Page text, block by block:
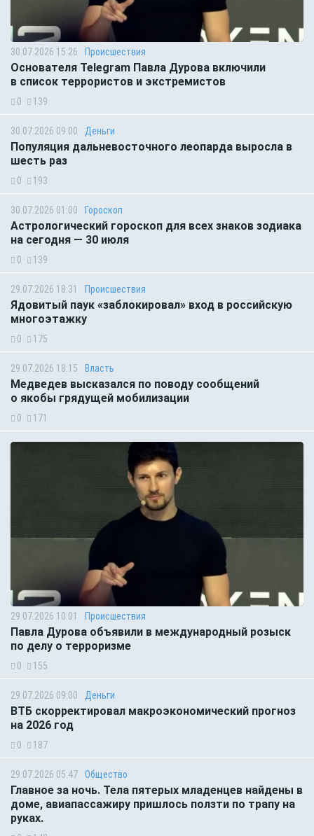
30.07.2026 15:26 Происшествия
Основателя Telegram Павла Дурова включили
в список террористов и экстремистов
0 139
30.07.2026 09:00 Деньги
Популяция дальневосточного леопарда выросла в
шесть раз
0 193
30.07.2026 01:00 Гороскоп
Астрологический гороскоп для всех знаков зодиака
на сегодня — 30 июля
0 139
29.07.2026 18:31 Происшествия
Ядовитый паук «заблокировал» вход в российскую
многоэтажку
0 175
29.07.2026 18:15 Власть
Медведев высказался по поводу сообщений
о якобы грядущей мобилизации
0 171
29.07.2026 10:01 Происшествия
Павла Дурова объявили в международный розыск
по делу о терроризме
0 155
29.07.2026 09:00 Деньги
ВТБ скорректировал макроэкономический прогноз
на 2026 год
0 187
29.07.2026 05:47 Общество
Главное за ночь. Тела пятерых младенцев найдены в
доме, авиапассажиру пришлось ползти по трапу на
руках.